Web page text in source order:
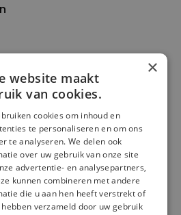
promotie of korting
×
website maakt
van cookies.
cookies om inhoud en
te personaliseren en om ons
te analyseren. We delen ook
over uw gebruik van onze site
advertentie- en analysepartners,
kunnen combineren met andere
die u aan hen heeft verstrekt of
verzameld door uw gebruik